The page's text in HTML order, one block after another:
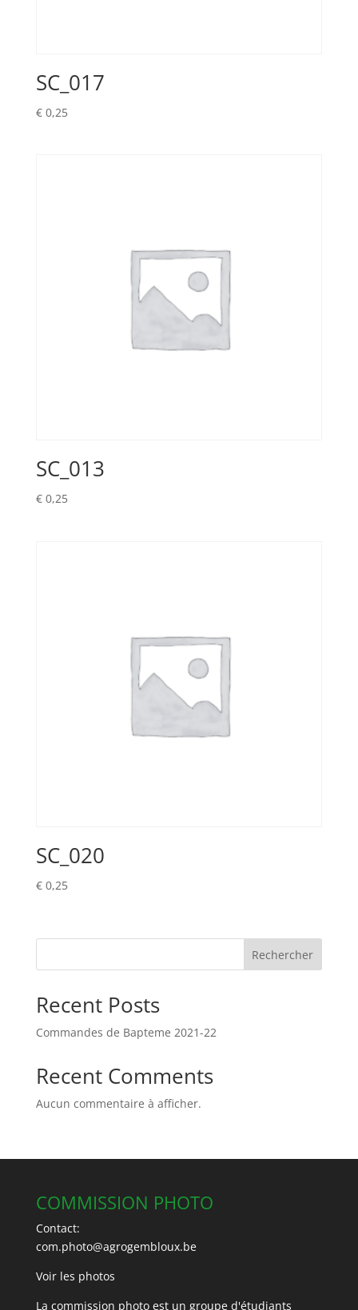
SC_017
€0,25
SC_013
€0,25
SC_020
€0,25
Rechercher
Recent Posts
Commandes de Bapteme 2021-22
Recent Comments
Aucun commentaire à afficher.
COMMISSION PHOTO
Contact:
com.photo@agrogembloux.be
Voir les photos
La commission photo est un groupe d'étudiants